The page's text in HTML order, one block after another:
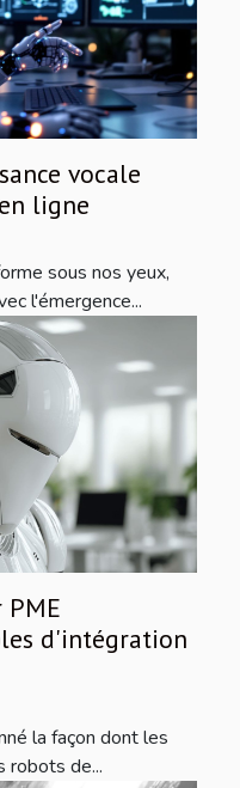
vocale
ligne
sous nos yeux,
l'émergence...
PME
d'intégration
la façon dont les
robots de...